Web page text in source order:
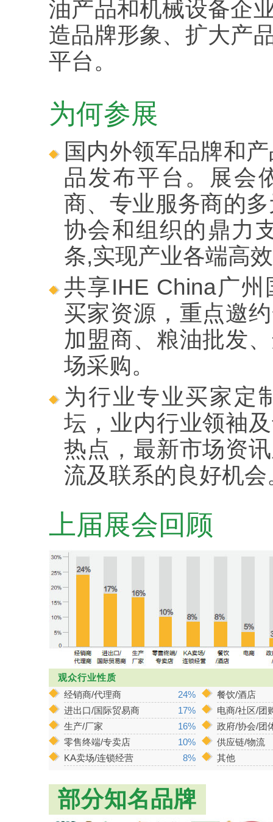
油产品和机械设备企
造品牌形象、扩大产
平台。
为何参展
国内外领军品牌和
品发布平台。展会
商、专业服务商的
协会和组织的鼎力
条,实现产业各端高
共享IHE China广
买家资源，重点邀
加盟商、粮油批发
场采购。
为行业专业买家定
坛，业内行业领袖
热点，最新市场资
流及联系的良好机会
上届展会回顾
观众行业性质
经销商/代理商
24%
进出口/国际贸易商
17%
生产/厂家
16%
零售终端/专卖店
10%
KA卖场/连锁经营
8%
餐饮/酒店
电商/社区/团
政府/协会/团
供应链/物流
其他
部分知名品牌